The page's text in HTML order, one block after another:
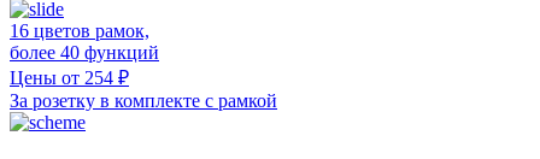
16 цветов рамок,
более 40 функций
Цены от 254 ₽
За розетку в комплекте с рамкой